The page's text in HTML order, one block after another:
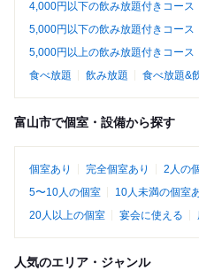
4,000円以下の飲み放題付きコース
5,000円以下の飲み放題付きコース
5,000円以上の飲み放題付きコース
食べ放題
飲み放題 食べ放題&
富山市で個室・設備から探す
個室あり 完全個室あり 2人の
5〜10人の個室
10人未満の個室
20人以上の個室
宴会に使える
人気のエリア・ジャンル